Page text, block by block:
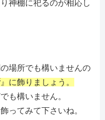
神棚に祀るのが相応し
場所でも構いませんの
』に飾りましょう。
も構いません。
ってみて下さいね。